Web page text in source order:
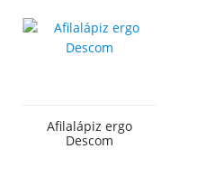
Afilalápiz ergo
Descom